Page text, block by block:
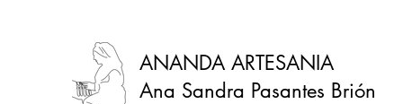
ANANDA ARTESANIA
Ana Sandra Pasantes Brión